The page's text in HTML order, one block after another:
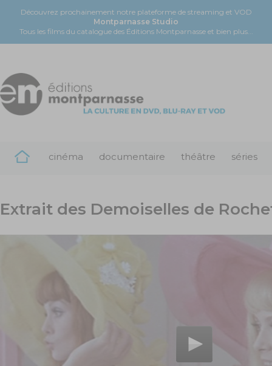
Découvrez prochainement notre plateforme de streaming et VOD
Montparnasse Studio
Tous les films du catalogue des Éditions Montparnasse et bien plus...
cinéma documentaire théâtre séries
Extrait des Demoiselles de